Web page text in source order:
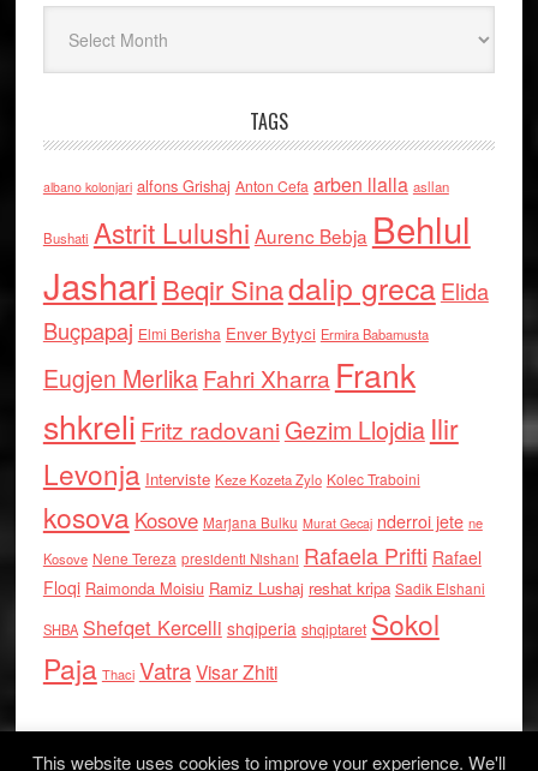
TAGS
albano kolonjari alfons Grishaj Anton Cefa arben llalla asllan
Bushati Astrit Lulushi Aurenc Bebja Behlul
Jashari Beqir Sinadalip grecaElida
Buçpapaj Elmi Berisha Enver Bytyci Ermira Babamusta
Eugjen MerlikaFahri Xharra Frank
shkreli Fritz radovaniGezim Llojdia Ilir
Levonja Interviste Keze Kozeta Zylo Kolec Traboini
kosova Kosove Marjana Bulku Murat Gecaj nderroi jete ne
Kosove Nene Tereza presidenti Nishani Rafaela Prifti Rafael
Floqi Raimonda Moisiu Ramiz Lushaj reshat kripa Sadik Elshani
SHBA Shefqet Kercelli shqiperia shqiptaret Sokol
Paja Thaci VatraVisar Zhiti
This website uses cookies to improve your experience. We'll